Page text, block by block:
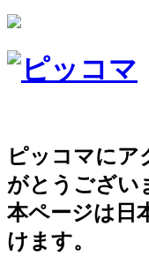
ピッコマにア
がとうござい
本ページは日
けます。